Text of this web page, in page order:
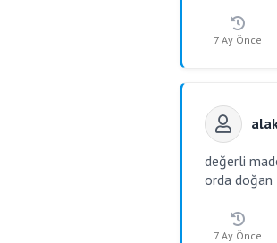
7 Ay Önce
değerli
orda doğan
7 Ay Önce